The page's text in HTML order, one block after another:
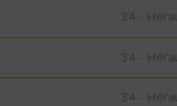
34 -
34 -
34 -